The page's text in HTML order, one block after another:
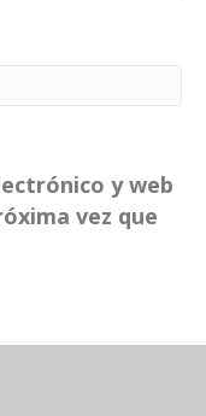
y web
vez que